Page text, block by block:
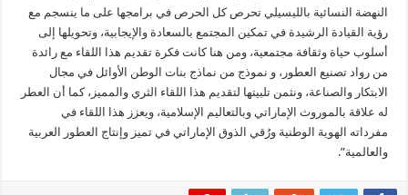
النهضة النسائية بالليسيلي تحرص كل الحرص في برامجها على ما ينسجم مع
رؤية القيادة الرشيدة في تمكين المجتمع بالسعادة والإيجابية، وتحويلها إلى
أسلوب حياة وثقافة مجتمعية، ومن هنا كانت فكرة تقديم هذا اللقاء مع رائدة
من رواد تصنيع العطور، و نموذج من نماذج بنات الوطن الأوائل في مجال
الابتكار والصناعة، ونثمن تلبيتها لتقديم هذا اللقاء الثري والمميز، كما أن العطر
له علاقة بالموروث الإماراتي وبالتعاليم الإسلامية، ويعزز هذا اللقاء في
مفرداته الهوية الوطنية ورُقي الذوق الإماراتي في تميز وإنتاج العطور العربية
والعالمية”.